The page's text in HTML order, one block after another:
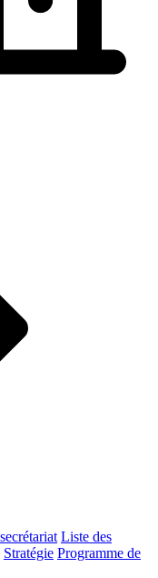
Liste des
Stratégie Programme de